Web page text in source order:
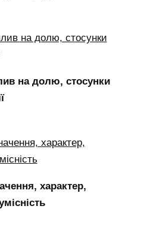
на долю, стосунки
характер,